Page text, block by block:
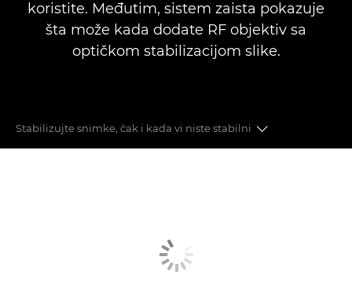
koristite. Međutim, sistem zaista pokazuje
šta može kada dodate RF objektiv sa
optičkom stabilizacijom slike.
Stabilizujte snimke, čak i kada vi niste stabilni